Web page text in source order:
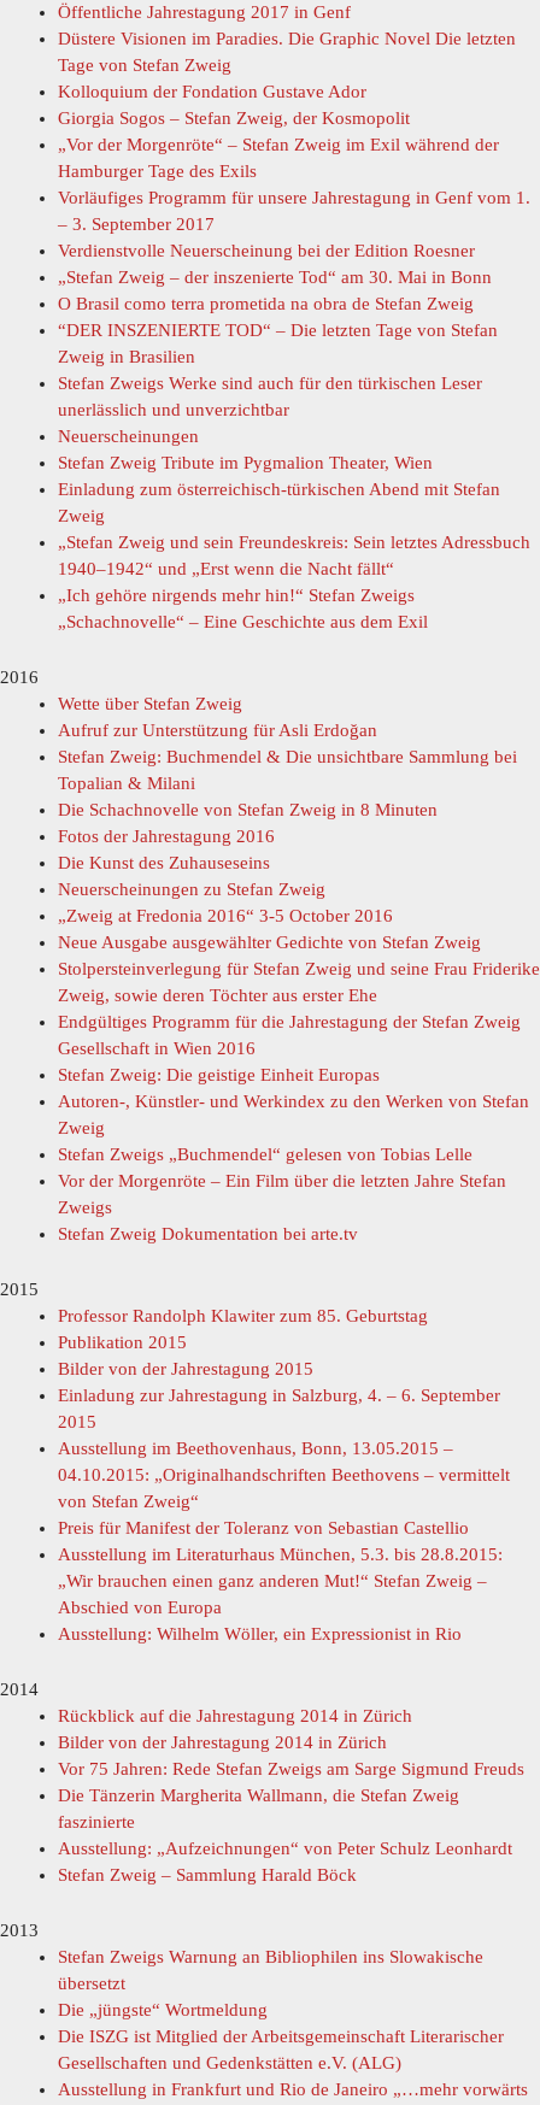
Öffentliche Jahrestagung 2017 in Genf
Düstere Visionen im Paradies. Die Graphic Novel Die letzten
Tage von Stefan Zweig
Kolloquium der Fondation Gustave Ador
Giorgia Sogos – Stefan Zweig, der Kosmopolit
„Vor der Morgenröte“ – Stefan Zweig im Exil während der
Hamburger Tage des Exils
Vorläufiges Programm für unsere Jahrestagung in Genf vom 1.
– 3. September 2017
Verdienstvolle Neuerscheinung bei der Edition Roesner
„Stefan Zweig – der inszenierte Tod“ am 30. Mai in Bonn
O Brasil como terra prometida na obra de Stefan Zweig
“DER INSZENIERTE TOD“ – Die letzten Tage von Stefan
Zweig in Brasilien
Stefan Zweigs Werke sind auch für den türkischen Leser
unerlässlich und unverzichtbar
Neuerscheinungen
Stefan Zweig Tribute im Pygmalion Theater, Wien
Einladung zum österreichisch-türkischen Abend mit Stefan
Zweig
„Stefan Zweig und sein Freundeskreis: Sein letztes Adressbuch
1940–1942“ und „Erst wenn die Nacht fällt“
„Ich gehöre nirgends mehr hin!“ Stefan Zweigs
„Schachnovelle“ – Eine Geschichte aus dem Exil
2016
Wette über Stefan Zweig
Aufruf zur Unterstützung für Asli Erdoğan
Stefan Zweig: Buchmendel & Die unsichtbare Sammlung bei
Topalian & Milani
Die Schachnovelle von Stefan Zweig in 8 Minuten
Fotos der Jahrestagung 2016
Die Kunst des Zuhauseseins
Neuerscheinungen zu Stefan Zweig
„Zweig at Fredonia 2016“ 3-5 October 2016
Neue Ausgabe ausgewählter Gedichte von Stefan Zweig
Stolpersteinverlegung für Stefan Zweig und seine Frau Friderike
Zweig, sowie deren Töchter aus erster Ehe
Endgültiges Programm für die Jahrestagung der Stefan Zweig
Gesellschaft in Wien 2016
Stefan Zweig: Die geistige Einheit Europas
Autoren-, Künstler- und Werkindex zu den Werken von Stefan
Zweig
Stefan Zweigs „Buchmendel“ gelesen von Tobias Lelle
Vor der Morgenröte – Ein Film über die letzten Jahre Stefan
Zweigs
Stefan Zweig Dokumentation bei arte.tv
2015
Professor Randolph Klawiter zum 85. Geburtstag
Publikation 2015
Bilder von der Jahrestagung 2015
Einladung zur Jahrestagung in Salzburg, 4. – 6. September
2015
Ausstellung im Beethovenhaus, Bonn, 13.05.2015 –
04.10.2015: „Originalhandschriften Beethovens – vermittelt
von Stefan Zweig“
Preis für Manifest der Toleranz von Sebastian Castellio
Ausstellung im Literaturhaus München, 5.3. bis 28.8.2015:
„Wir brauchen einen ganz anderen Mut!“ Stefan Zweig –
Abschied von Europa
Ausstellung: Wilhelm Wöller, ein Expressionist in Rio
2014
Rückblick auf die Jahrestagung 2014 in Zürich
Bilder von der Jahrestagung 2014 in Zürich
Vor 75 Jahren: Rede Stefan Zweigs am Sarge Sigmund Freuds
Die Tänzerin Margherita Wallmann, die Stefan Zweig
faszinierte
Ausstellung: „Aufzeichnungen“ von Peter Schulz Leonhardt
Stefan Zweig – Sammlung Harald Böck
2013
Stefan Zweigs Warnung an Bibliophilen ins Slowakische
übersetzt
Die „jüngste“ Wortmeldung
Die ISZG ist Mitglied der Arbeitsgemeinschaft Literarischer
Gesellschaften und Gedenkstätten e.V. (ALG)
Ausstellung in Frankfurt und Rio de Janeiro „…mehr vorwärts